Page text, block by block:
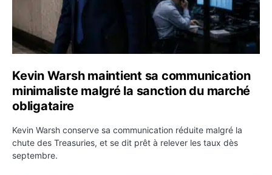
Kevin Warsh maintient sa communication
minimaliste malgré la sanction du marché
obligataire
Kevin Warsh conserve sa communication réduite malgré la
chute des Treasuries, et se dit prêt à relever les taux dès
septembre.